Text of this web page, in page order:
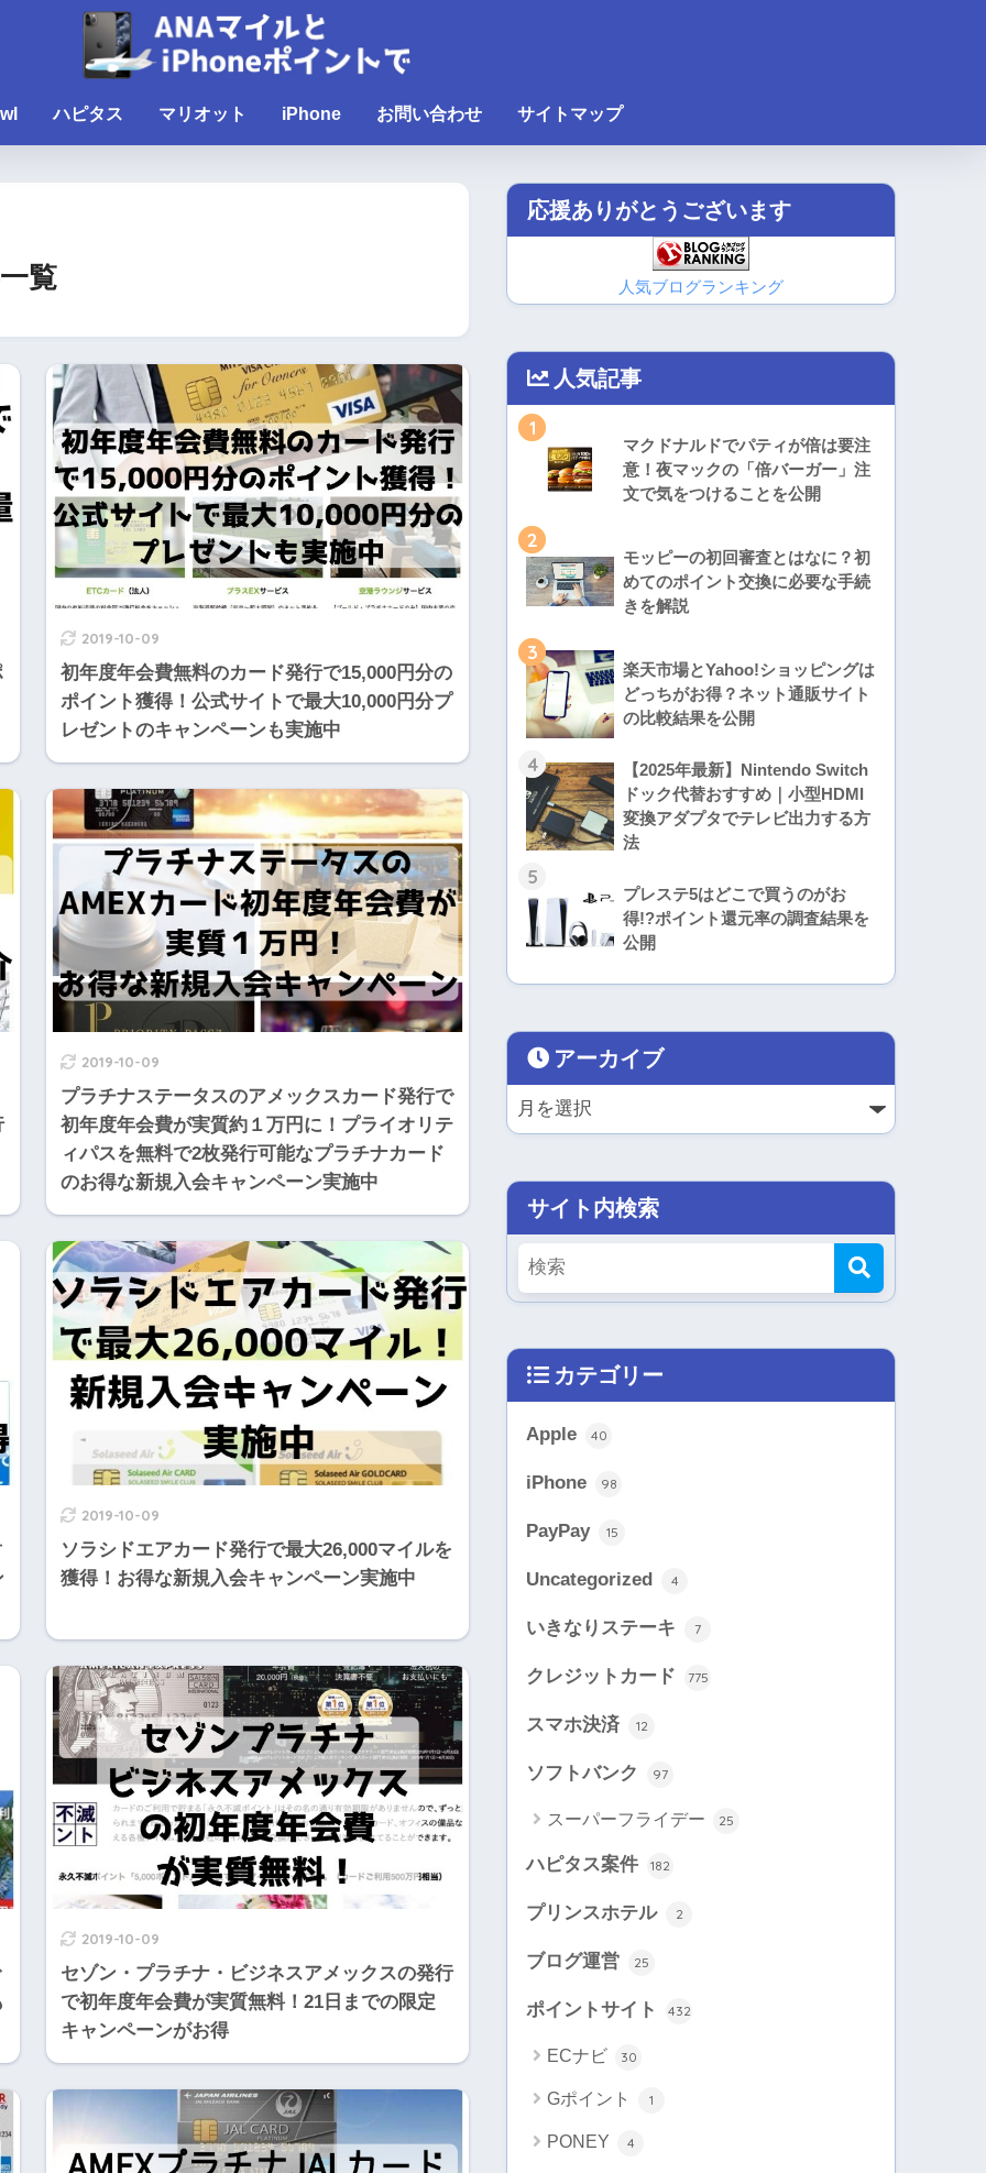
ハピタス マリオット iPhone お問い合わせ サイトマップ
覧
2019-10-09
初年度年会費無料のカード発行で15,000円分の
ポイント獲得！公式サイトで最大10,000円分プ
レゼントのキャンペーンも実施中
2019-10-09
プラチナステータスのアメックスカード発行で
初年度年会費が実質約１万円に！プライオリテ
ィパスを無料で2枚発行可能なプラチナカード
のお得な新規入会キャンペーン実施中
2019-10-09
ソラシドエアカード発行で最大26,000マイルを
獲得！お得な新規入会キャンペーン実施中
2019-10-09
セゾン・プラチナ・ビジネスアメックスの発行
で初年度年会費が実質無料！21日までの限定
キャンペーンがお得
応援ありがとうございます
人気ブログランキング
人気記事
1
マクドナルドでパティが倍は要注
意！夜マックの「倍バーガー」注
文で気をつけることを公開
2
モッピーの初回審査とはなに？初
めてのポイント交換に必要な手続
きを解説
3
楽天市場とYahoo!ショッピングは
どっちがお得？ネット通販サイト
の比較結果を公開
4
【2025年最新】Nintendo Switch
ドック代替おすすめ｜小型HDMI
変換アダプタでテレビ出力する方
法
5
プレステ5はどこで買うのがお
得!?ポイント還元率の調査結果を
公開
アーカイブ
サイト内検索
カテゴリー
Apple 40
iPhone 98
PayPay 15
Uncategorized 4
いきなりステーキ 7
クレジットカード 775
スマホ決済 12
ソフトバンク 97
スーパーフライデー 25
ハピタス案件 182
プリンスホテル 2
ブログ運営 25
ポイントサイト 432
ECナビ 30
Gポイント 1
PONEY 4